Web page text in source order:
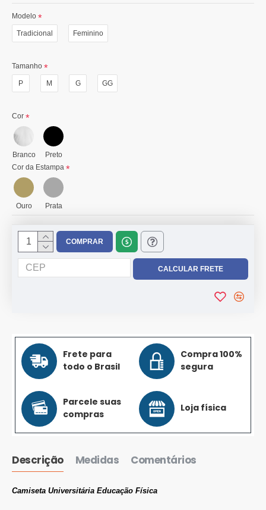
Modelo
Tradicional Feminino
Tamanho
P M G GG
Cor
Branco
Preto
Cor da Estampa
Ouro Prata
COMPRAR
Frete para
todo o Brasil
Compra 100%
segura
Parcele suas
compras
Loja física
Descrição Medidas Comentários
Camiseta Universitária Educação Física